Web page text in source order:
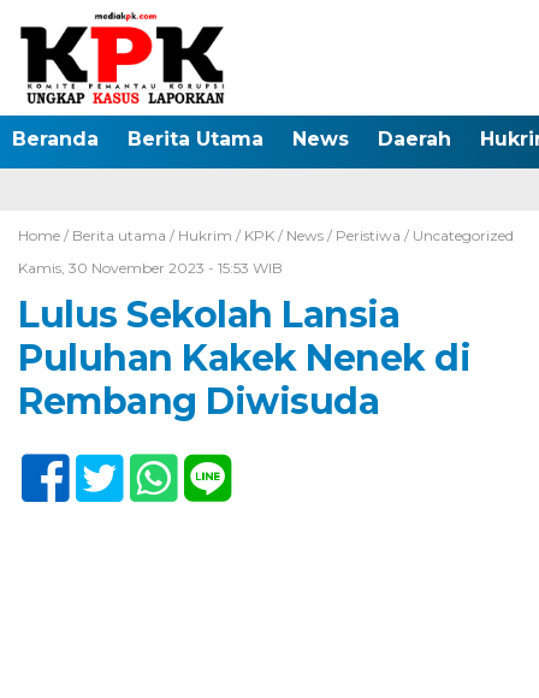
Beranda Berita Utama News Daerah
Home / Berita utama / Hukrim / KPK / News / Peristiwa / Uncategorized
Kamis, 30 November 2023 - 15:53 WIB
Lulus Sekolah Lansia
Puluhan Kakek Nenek di
Rembang Diwisuda